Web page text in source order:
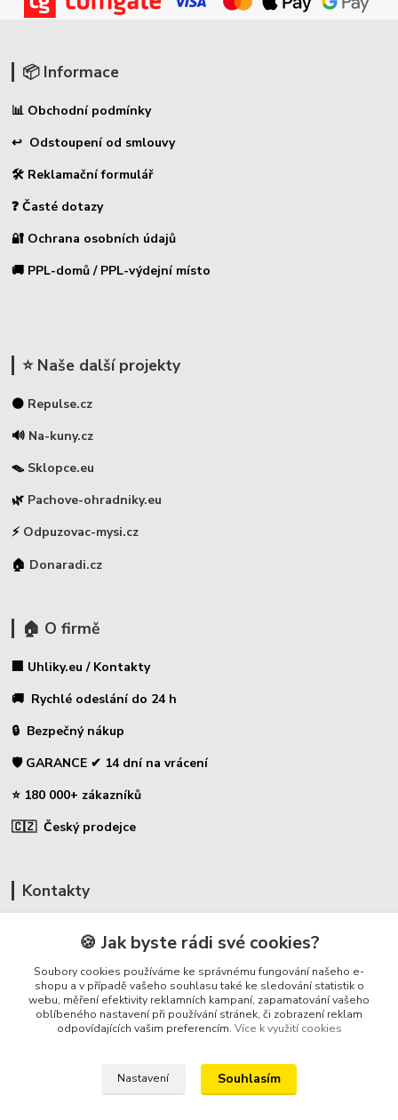
📦 Informace
📊 Obchodní podmínky
↩ Odstoupení od smlouvy
🛠 Reklamační formulář
❓ Časté dotazy
🔐 Ochrana osobních údajů
🚚 PPL-domů / PPL-výdejní místo
⭐ Naše další projekty
⚫ Repulse.cz
🔊 Na-kuny.cz
🪤 Sklopce.eu
🌿 Pachove-ohradniky.eu
⚡ Odpuzovac-mysi.cz
🏠 Donaradi.cz
🏠 O firmě
🏢 Uhliky.eu / Kontakty
🚚 Rychlé odeslání do 24 h
🔒 Bezpečný nákup
🛡️ GARANCE ✔ 14 dní na vrácení
⭐ 180 000+ zákazníků
🇨🇿 Český prodejce
Kontakty
🛡️ Zákaznická podpora
📞 728 007 997
⏰ Po-Pá - 7:00 - 13:30
info@repulse.cz
🍪 Jak byste rádi své cookies?
Soubory cookies používáme ke správnému fungování našeho e-
shopu a v případě vašeho souhlasu také ke sledování statistik o
webu, měření efektivity reklamních kampaní, zapamatování vašeho
oblíbeného nastavení při používání stránek, či zobrazení reklam
odpovídajících vašim preferencím. Více k využití cookies
Nastavení Souhlasím